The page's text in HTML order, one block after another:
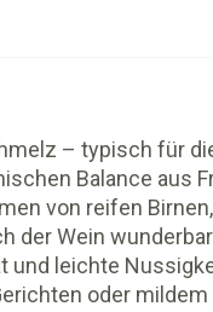
– typisch für
Balance aus
von reifen
der Wein
und leichte
oder mildem